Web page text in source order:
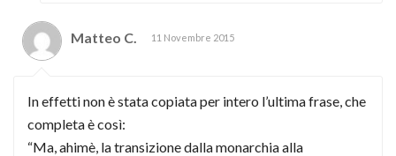
Matteo C. 11 Novembre 2015
In effetti non è stata copiata per intero l’ultima frase, che
completa è così:
“Ma, ahimè, la transizione dalla monarchia alla